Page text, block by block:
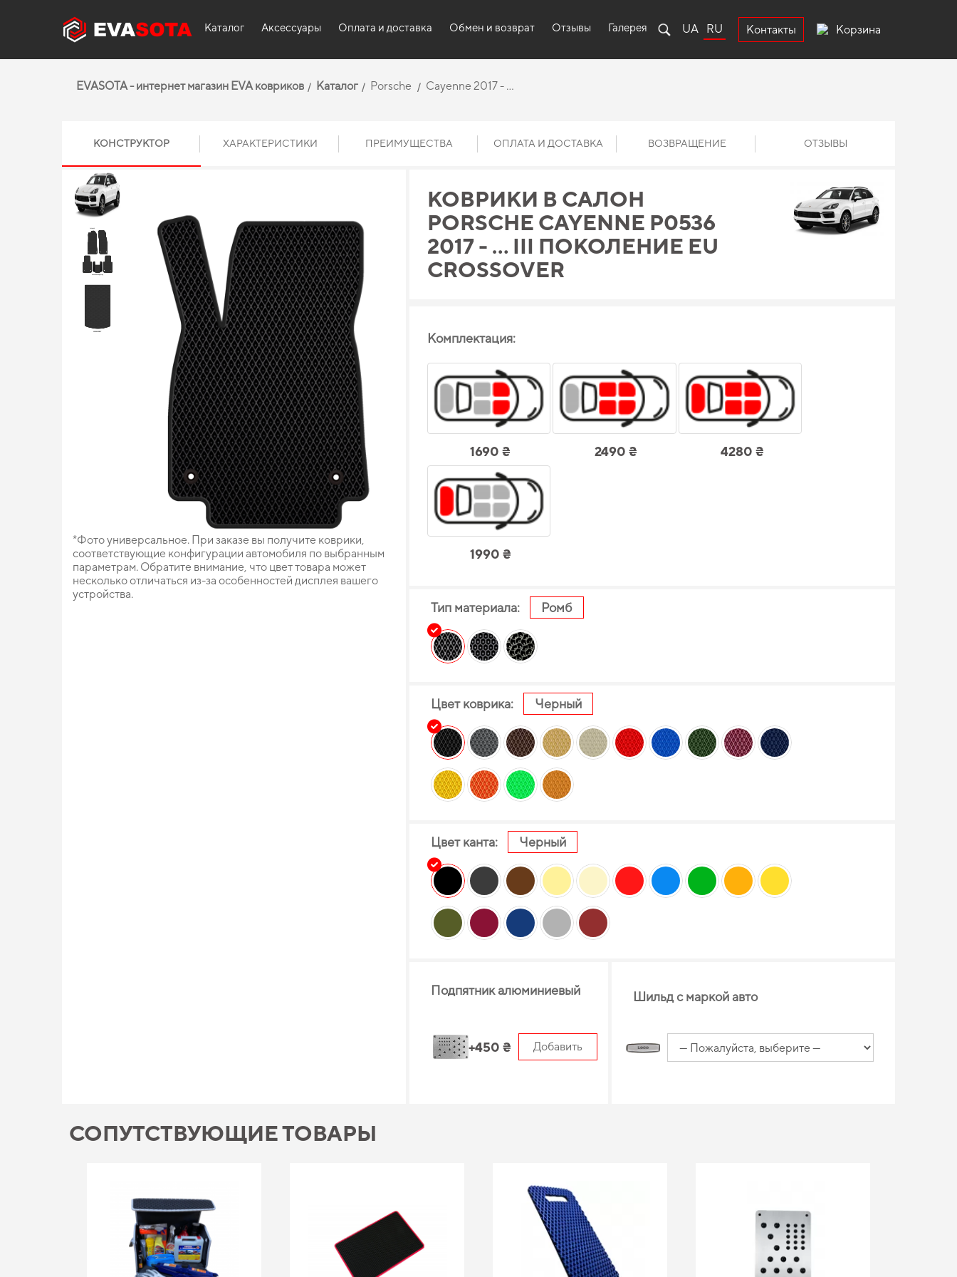
Каталог Аксессуары Оплата и доставка Обмен и возврат Отзывы Галерея UA RU Контакты Корзина
EVASOTA - интернет магазин EVA ковриков Каталог Porsche Cayenne 2017 - …
КОНСТРУКТОР ХАРАКТЕРИСТИКИ ПРЕИМУЩЕСТВА ОПЛАТА И ДОСТАВКА ВОЗВРАЩЕНИЕ ОТЗЫВЫ
*Фото универсальное. При заказе вы получите коврики,
соответствующие конфигурации автомобиля по выбранным
параметрам. Обратите внимание, что цвет товара может
несколько отличаться из-за особенностей дисплея вашего
устройства.
КОВРИКИ В САЛОН
PORSCHE CAYENNE P0536
2017 - … III ПОКОЛЕНИЕ EU
CROSSOVER
Комплектация:
1690 ₴ 2490 ₴ 4280 ₴
1990 ₴
Тип материала: Ромб
Цвет коврика: Черный
Цвет канта: Черный
Подпятник алюминиевый
+450 ₴ Добавить
Шильд с маркой авто
СОПУТСТВУЮЩИЕ ТОВАРЫ